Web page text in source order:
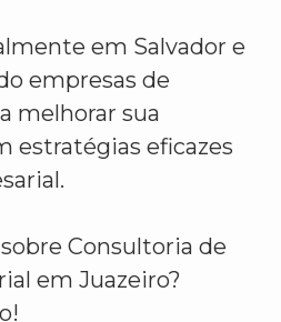
em Salvador e
empresas de
melhorar sua
estratégias eficazes
Consultoria de
em Juazeiro?